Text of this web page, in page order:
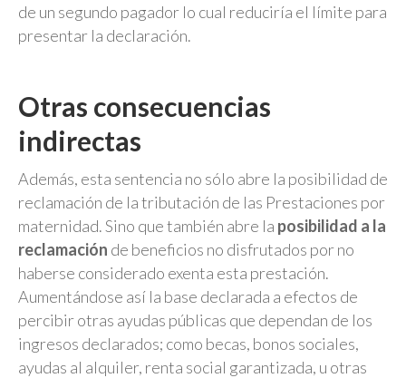
de un segundo pagador lo cual reduciría el límite para
presentar la declaración.
Otras consecuencias
indirectas
Además, esta sentencia no sólo abre la posibilidad de
reclamación de la tributación de las Prestaciones por
maternidad. Sino que también abre la posibilidad a la
reclamación de beneficios no disfrutados por no
haberse considerado exenta esta prestación.
Aumentándose así la base declarada a efectos de
percibir otras ayudas públicas que dependan de los
ingresos declarados; como becas, bonos sociales,
ayudas al alquiler, renta social garantizada, u otras